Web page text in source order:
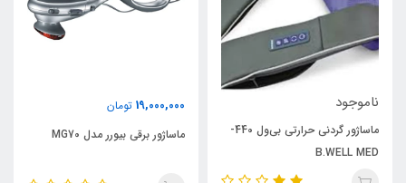
ناموجود
ماساژور گردنی حرارتی بی‌ول 440-
B.WELL MED
19,000,000 تومان
ماساژور برقی بیورر مدل MG70